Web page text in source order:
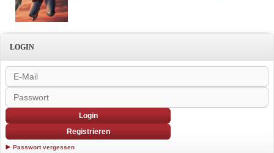
LOGIN
Login
Registrieren
Passwort vergessen